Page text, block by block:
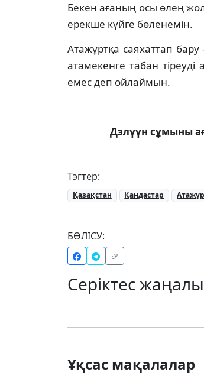
Бекен ағаның осы өлең
ерекше күйге бөленемін.
Атажұртқа саяхаттап
атамекенге табан
емес деп ойлаймын.
Дэлүүн сұмыны
Тэгтер:
Қазақстан Қандастар
БӨЛІСУ:
Серіктес
Ұқсас мақалалар